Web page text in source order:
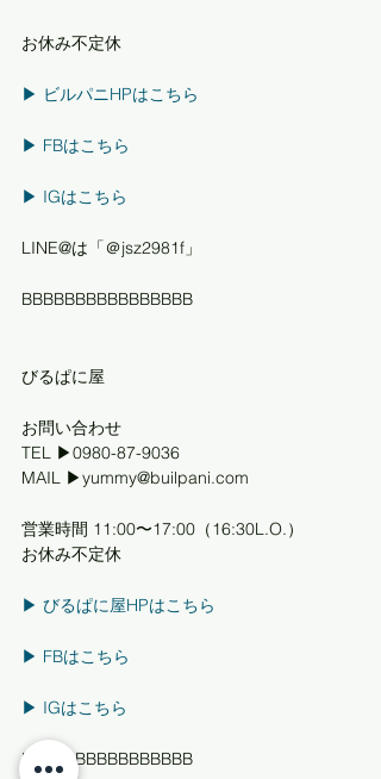
お休み不定休
▶︎ ビルパニHPはこちら
▶︎ FBはこちら
▶︎ IGはこちら
LINE@は「＠jsz2981f」
BBBBBBBBBBBBBBBB
びるぱに屋
お問い合わせ
TEL ▶0980-87-9036
MAIL ▶yummy@builpani.com
営業時間 11:00〜17:00（16:30L.O.）
お休み不定休
▶︎ びるぱに屋HPはこちら
▶︎ FBはこちら
▶︎ IGはこちら
BBBBBBBBBBBBBBBB